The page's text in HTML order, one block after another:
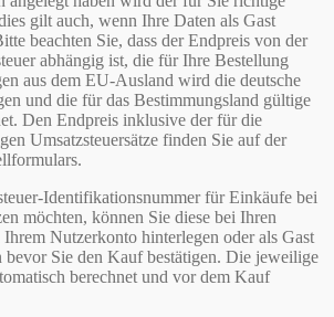
gilt auch, wenn Ihre Daten als Gast
beachten Sie, dass der Endpreis von der
abhängig ist, die für Ihre Bestellung
aus dem EU-Ausland wird die deutsche
und die für das Bestimmungsland gültige
Den Endpreis inklusive der für die
Umsatzsteuersätze finden Sie auf der
Identifikationsnummer für Einkäufe bei
möchten, können Sie diese bei Ihren
Nutzerkonto hinterlegen oder als Gast
Sie den Kauf bestätigen. Die jeweilige
berechnet und vor dem Kauf